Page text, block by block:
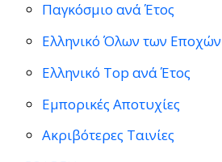
Παγκόσμιο ανά Έτος
Ελληνικό Όλων των Εποχών
Ελληνικό Top ανά Έτος
Εμπορικές Αποτυχίες
Ακριβότερες Ταινίες